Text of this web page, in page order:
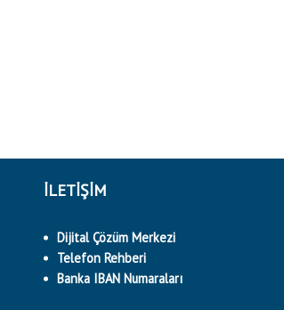
İLETİŞİM
Dijital Çözüm Merkezi
Telefon Rehberi
Banka IBAN Numaraları